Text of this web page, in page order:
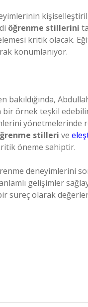
öğrenme stillerini
kritik olacak.
konumlanıyor.
bir örnek teşkil
yönetmelerinde
stilleri ve
öneme sahiptir.
deneyimlerini
gelişimler
süreç olarak